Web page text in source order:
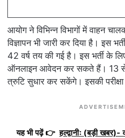
आयोग ने विभिन्न विभागों में वाहन
विज्ञापन भी जारी कर दिया है। इस
42 वर्ष तय की गई है। इस भर्ती के
ऑनलाइन आवेदन कर सकते हैं। 13
त्रुटि सुधार कर सकेंगे। इसकी
यह भी पढ़ें 👉 हल्द्वानीः (बड़ी